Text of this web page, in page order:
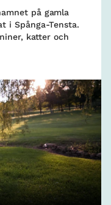
på gamla
i Spånga-Tensta.
katter och